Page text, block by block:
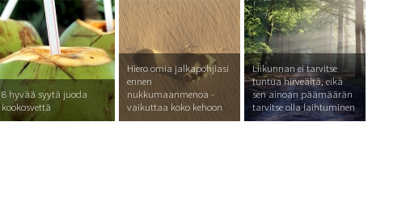
8 hyvää syytä juoda
kookosvettä
Hiero omia jalkapohjiasi
ennen
nukkumaanmenoa -
vaikuttaa koko kehoon
Liikunnan ei tarvitse
tuntua hirveältä, eikä
sen ainoan päämäärän
tarvitse olla laihtuminen